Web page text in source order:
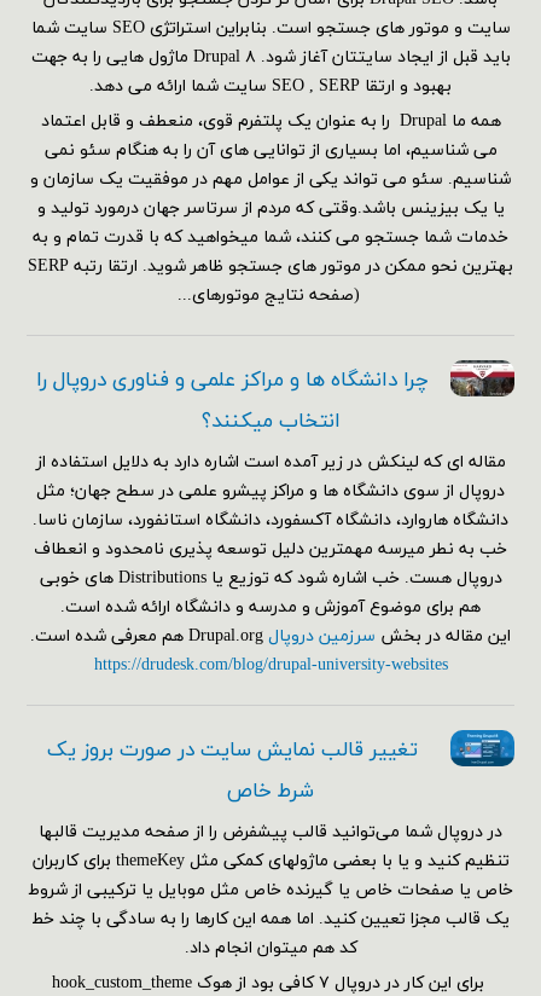
سایت و موتور های جستجو است. بنابراین استراتژی SEO سایت شما
باید قبل از ایجاد سایتتان آغاز شود. Drupal ۸ ماژول هایی را به جهت
بهبود و ارتقا SEO , SERP سایت شما ارائه می دهد.
همه ما Drupal را به عنوان یک پلتفرم قوی، منعطف و قابل اعتماد
می شناسیم، اما بسیاری از توانایی های آن را به هنگام سئو نمی
شناسیم. سئو می تواند یکی از عوامل مهم در موفقیت یک سازمان و
یا یک بیزینس باشد.وقتی که مردم از سرتاسر جهان درمورد تولید و
خدمات شما جستجو می کنند، شما میخواهید که با قدرت تمام و به
بهترین نحو ممکن در موتور های جستجو ظاهر شوید. ارتقا رتبه SERP
(صفحه نتایج موتورهای...
چرا دانشگاه ها و مراکز علمی و فناوری دروپال را
انتخاب میکنند؟
مقاله ای که لینکش در زیر آمده است اشاره دارد به دلایل استفاده از
دروپال از سوی دانشگاه ها و مراکز پیشرو علمی در سطح جهان؛ مثل
دانشگاه هاروارد، دانشگاه آکسفورد، دانشگاه استانفورد، سازمان ناسا.
خب به نطر میرسه مهمترین دلیل توسعه پذیری نامحدود و انعطاف
دروپال هست. خب اشاره شود که توزیع یا Distributions های خوبی
هم برای موضوع آموزش و مدرسه و دانشگاه ارائه شده است.
این مقاله در بخش سرزمین دروپالDrupal.org هم معرفی شده است.
https://drudesk.com/blog/drupal-university-websites
تغییر قالب نمایش سایت در صورت بروز یک
شرط خاص
در دروپال شما می‌توانید قالب پیشفرض را از صفحه مدیریت قالبها
تنظیم کنید و یا با بعضی ماژولهای کمکی مثل themeKey برای کاربران
خاص یا صفحات خاص یا گیرنده خاص مثل موبایل یا ترکیبی از شروط
یک قالب مجزا تعیین کنید. اما همه این کارها را به سادگی با چند خط
کد هم می‎توان انجام داد.
برای این کار در دروپال ۷ کافی بود از هوک hook_custom_theme